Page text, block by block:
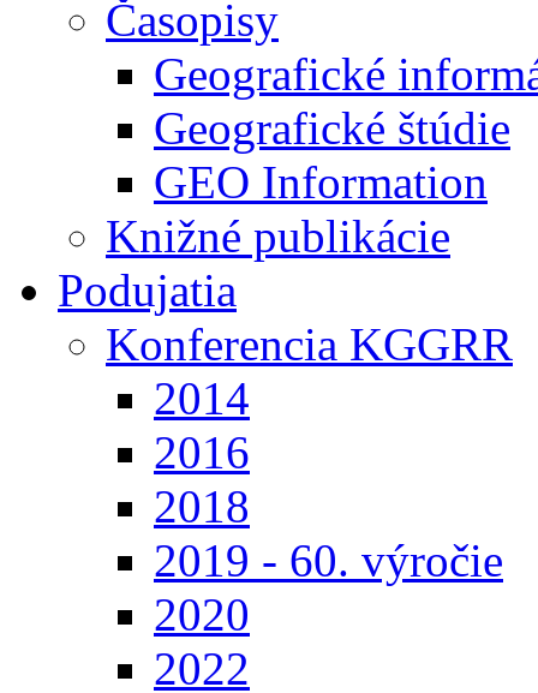
Časopisy
Geografické
Geografické štúdie
GEO Information
Knižné publikácie
Podujatia
Konferencia KGGRR
2014
2016
2018
2019 - 60. výročie
2020
2022